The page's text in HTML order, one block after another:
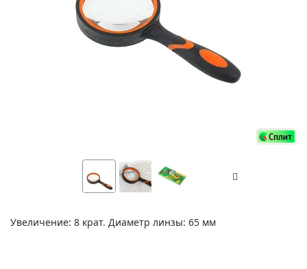
Увеличение: 8 крат. Диаметр линзы: 65 мм